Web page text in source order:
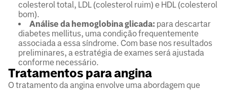
colesterol total, LDL (colesterol ruim) e HDL (colesterol
bom).
Análise da hemoglobina glicada: para descartar
diabetes mellitus, uma condição frequentemente
associada a essa síndrome. Com base nos resultados
preliminares, a estratégia de exames será ajustada
conforme necessário.
Tratamentos para angina
O tratamento da angina envolve uma abordagem que